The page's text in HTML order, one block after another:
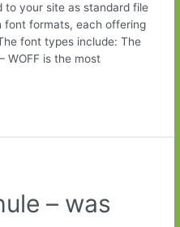
to your site as standard file
font formats, each offering
font types include: The
WOFF is the most
– was